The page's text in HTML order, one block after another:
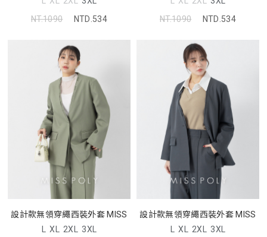
NT.1090
NTD.534
NT.1090
NTD.534
設計款無領穿繩西裝外套 MISS
L XL 2XL 3XL
設計款無領穿繩西裝外套 MISS
L XL 2XL 3XL